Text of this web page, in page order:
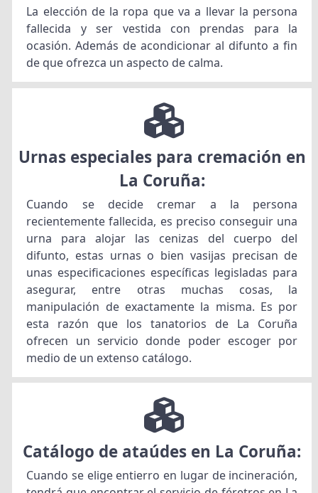
La elección de la ropa que va a llevar la persona
fallecida y ser vestida con prendas para la
ocasión. Además de acondicionar al difunto a fin
de que ofrezca un aspecto de calma.
Urnas especiales para cremación en
La Coruña:
Cuando se decide cremar a la persona
recientemente fallecida, es preciso conseguir una
urna para alojar las cenizas del cuerpo del
difunto, estas urnas o bien vasijas precisan de
unas especificaciones específicas legisladas para
asegurar, entre otras muchas cosas, la
manipulación de exactamente la misma. Es por
esta razón que los tanatorios de La Coruña
ofrecen un servicio donde poder escoger por
medio de un extenso catálogo.
Catálogo de ataúdes en La Coruña:
Cuando se elige entierro en lugar de incineración,